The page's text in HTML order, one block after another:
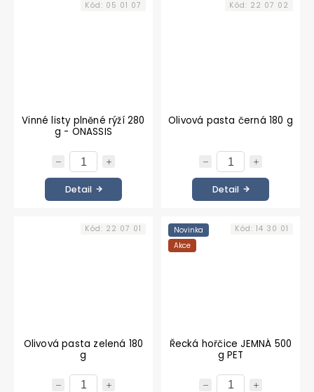
Vinné listy plněné rýží 280
g - ONASSIS
Detail
Kód: 05 01 07
Olivová pasta černá 180 g
Detail
Kód: 22 07 02
Olivová pasta zelená 180
g
Kód: 22 07 01
Novinka
Akce
Řecká hořčice JEMNÁ 500
g PET
Kód: 14 30 01